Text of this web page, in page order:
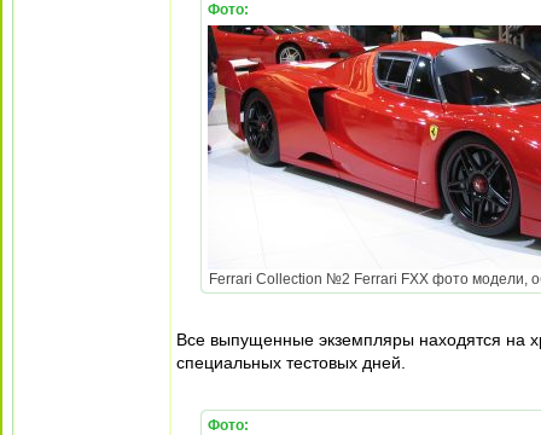
Фото:
Ferrari Collection №2 Ferrari FXX фото модели,
Все выпущенные экземпляры находятся на
специальных тестовых дней.
Фото: